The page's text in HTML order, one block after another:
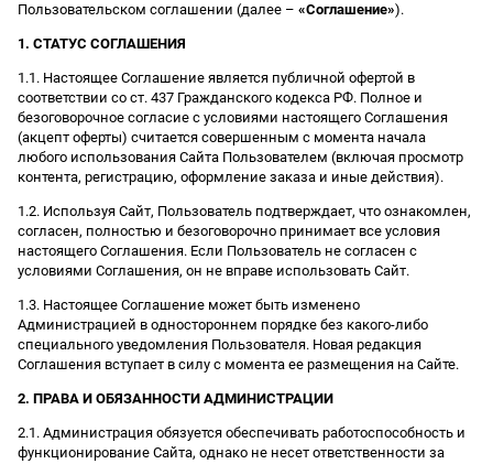
Пользовательском соглашении (далее – «Соглашение»).
1. СТАТУС СОГЛАШЕНИЯ
1.1. Настоящее Соглашение является публичной офертой в
соответствии со ст. 437 Гражданского кодекса РФ. Полное и
безоговорочное согласие с условиями настоящего Соглашения
(акцепт оферты) считается совершенным с момента начала
любого использования Сайта Пользователем (включая просмотр
контента, регистрацию, оформление заказа и иные действия).
1.2. Используя Сайт, Пользователь подтверждает, что ознакомлен,
согласен, полностью и безоговорочно принимает все условия
настоящего Соглашения. Если Пользователь не согласен с
условиями Соглашения, он не вправе использовать Сайт.
1.3. Настоящее Соглашение может быть изменено
Администрацией в одностороннем порядке без какого-либо
специального уведомления Пользователя. Новая редакция
Соглашения вступает в силу с момента ее размещения на Сайте.
2. ПРАВА И ОБЯЗАННОСТИ АДМИНИСТРАЦИИ
2.1. Администрация обязуется обеспечивать работоспособность и
функционирование Сайта, однако не несет ответственности за